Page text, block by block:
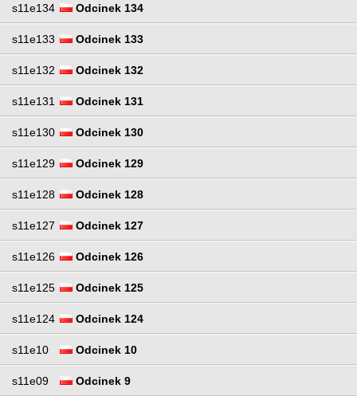
s11e134 Odcinek 134
s11e133 Odcinek 133
s11e132 Odcinek 132
s11e131 Odcinek 131
s11e130 Odcinek 130
s11e129 Odcinek 129
s11e128 Odcinek 128
s11e127 Odcinek 127
s11e126 Odcinek 126
s11e125 Odcinek 125
s11e124 Odcinek 124
s11e10 Odcinek 10
s11e09 Odcinek 9